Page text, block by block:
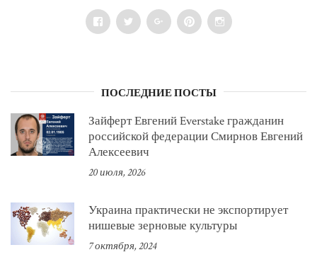
FacebookTwitter Google+PinterestInstagram
ПОСЛЕДНИЕ ПОСТЫ
Зайферт Евгений Everstake гражданин
российской федерации Смирнов Евгений
Алексеевич
20 июля, 2026
Украина практически не экспортирует
нишевые зерновые культуры
7 октября, 2024